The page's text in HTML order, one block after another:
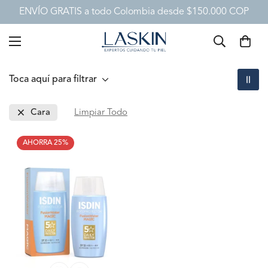
ENVÍO GRATIS a todo Colombia desde $150.000 COP
Toca aquí para filtrar
Cara Limpiar Todo
AHORRA 25%